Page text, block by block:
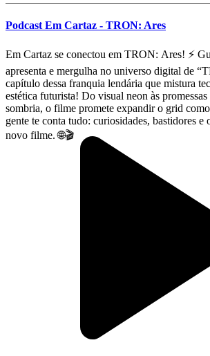
Podcast Em Cartaz - TRON: Ares
Em Cartaz se conectou em TRON: Ares! ⚡ Guilherme Beijato
apresenta e mergulha no universo digital de
capítulo dessa franquia lendária que mistura
estética futurista! Do visual neon às
sombria, o filme promete expandir o grid como
gente te conta tudo: curiosidades, bastidores e
novo filme. 🌐🎬